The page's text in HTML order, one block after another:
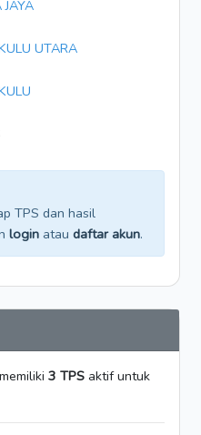
UTARA
TPS dan hasil
login atau daftar akun.
memiliki 3 TPS aktif untuk